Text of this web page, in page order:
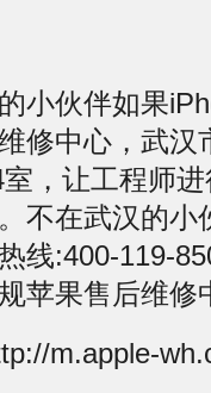
伙伴如果
修中心，武
，让工程师
不在武汉的
线:400-119-
苹果售后维修
m.apple-